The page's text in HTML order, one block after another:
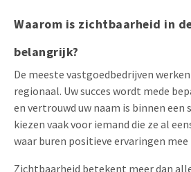
Waarom is zichtbaarheid in
belangrijk?
De meeste vastgoedbedrijven
regionaal. Uw succes wordt mede
en vertrouwd uw naam is binnen een
kiezen vaak voor iemand die ze al
waar buren positieve ervaringen mee
Zichtbaarheid betekent meer dan